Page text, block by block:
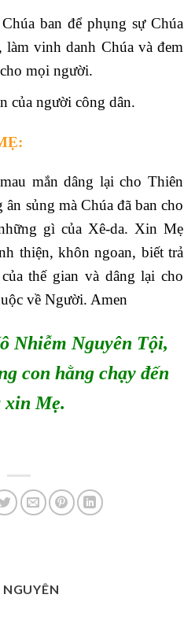
ban để phụng sự Chúa
làm vinh danh Chúa và đem
mọi người.
của người công dân.
mắn dâng lại cho Thiên
sủng mà Chúa đã ban cho
gì của Xê-da. Xin Mẹ
thiện, khôn ngoan, biết trả
thế gian và dâng lại cho
về Người. Amen
Nhiễm Nguyên Tội,
con hằng chạy đến
xin Mẹ.